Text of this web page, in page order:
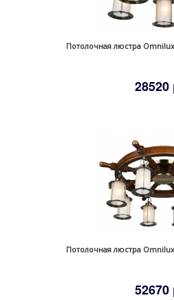
Потолочная люстра
28520
Потолочная люстра
52670